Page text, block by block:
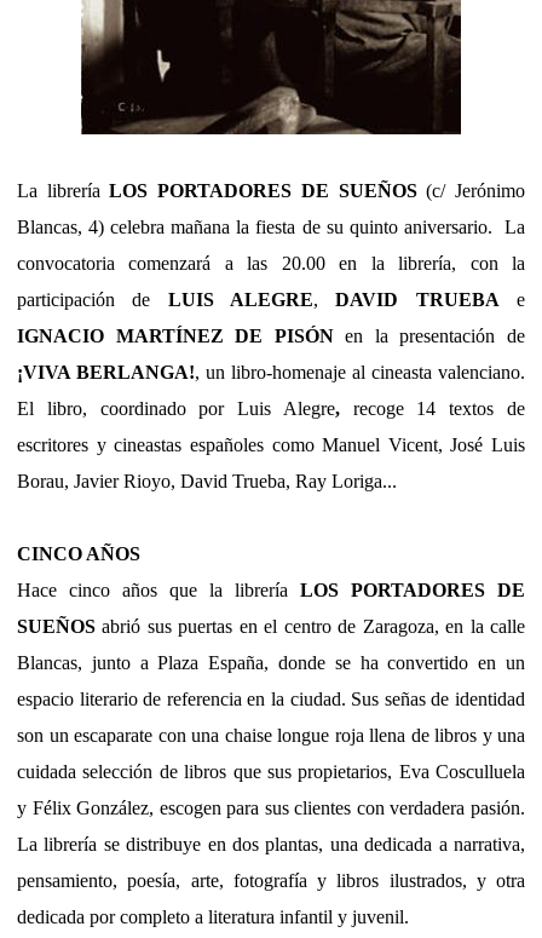
La libreríaLOS PORTADORES DE SUEÑOS(c/ Jerónimo
Blancas, 4) celebra mañana la fiesta de su quinto aniversario. La
convocatoria comenzará a las 20.00 en la librería, con la
participación de LUIS ALEGRE,DAVID TRUEBA e
IGNACIO MARTÍNEZ DE PISÓNen la presentación de
¡VIVA BERLANGA!, un libro-homenaje al cineasta valenciano.
El libro, coordinado por Luis Alegre,recoge 14 textos de
escritores y cineastas españoles como Manuel Vicent, José Luis
Borau, Javier Rioyo, David Trueba, Ray Loriga...
CINCO AÑOS
Hace cinco años que la librería LOS PORTADORES DE
SUEÑOS abrió sus puertas en el centro de Zaragoza, en la calle
Blancas, junto a Plaza España, donde se ha convertido en un
espacio literario de referencia en la ciudad. Sus señas de identidad
son un escaparate con una chaise longue roja llena de libros y una
cuidada selección de libros que sus propietarios, Eva Cosculluela
y Félix González, escogen para sus clientes con verdadera pasión.
La librería se distribuye en dos plantas, una dedicada a narrativa,
pensamiento, poesía, arte, fotografía y libros ilustrados, y otra
dedicada por completo a literatura infantil y juvenil.